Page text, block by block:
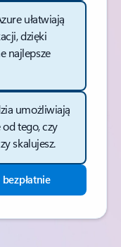
ułatwiają
dzięki
najlepsze
umożliwiają
tego, czy
skalujesz.